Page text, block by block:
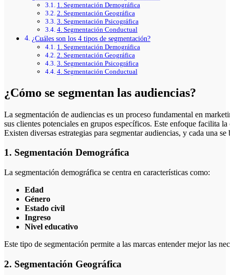
1. Segmentación Demográfica
2. Segmentación Geográfica
3. Segmentación Psicográfica
4. Segmentación Conductual
¿Cuáles son los 4 tipos de segmentación?
1. Segmentación Demográfica
2. Segmentación Geográfica
3. Segmentación Psicográfica
4. Segmentación Conductual
¿Cómo se segmentan las audiencias?
La segmentación de audiencias es un proceso fundamental en marketing que permite a las empresas identificar y clasificar a
sus clientes potenciales en grupos específicos. Este enfoque facilita
Existen diversas estrategias para segmentar audiencias, y cada una
1. Segmentación Demográfica
La segmentación demográfica se centra en características como:
Edad
Género
Estado civil
Ingreso
Nivel educativo
Este tipo de segmentación permite a las marcas entender mejor las
2. Segmentación Geográfica